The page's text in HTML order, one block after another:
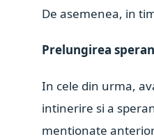
De asemenea, in
Prelungirea
In cele din urma,
intinerire si a
mentionate